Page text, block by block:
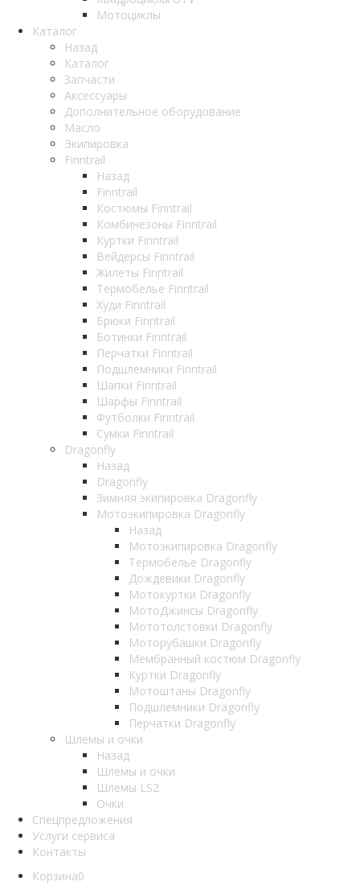
Мотоциклы
Каталог
Назад
Каталог
Запчасти
Аксессуары
Дополнительное оборудование
Масло
Экипировка
Finntrail
Назад
Finntrail
Костюмы Finntrail
Комбинезоны Finntrail
Куртки Finntrail
Вейдерсы Finntrail
Жилеты Finntrail
Термобелье Finntrail
Худи Finntrail
Брюки Finntrail
Ботинки Finntrail
Перчатки Finntrail
Подшлемники Finntrail
Шапки Finntrail
Шарфы Finntrail
Футболки Finntrail
Сумки Finntrail
Dragonfly
Назад
Dragonfly
Зимняя экипировка Dragonfly
Мотоэкипировка Dragonfly
Назад
Мотоэкипировка Dragonfly
Термобелье Dragonfly
Дождевики Dragonfly
Мотокуртки Dragonfly
МотоДжинсы Dragonfly
Мототолстовки Dragonfly
Моторубашки Dragonfly
Мембранный костюм Dragonfly
Куртки Dragonfly
Мотоштаны Dragonfly
Подшлемники Dragonfly
Перчатки Dragonfly
Шлемы и очки
Назад
Шлемы и очки
Шлемы LS2
Очки
Спецпредложения
Услуги сервиса
Контакты
Корзина0